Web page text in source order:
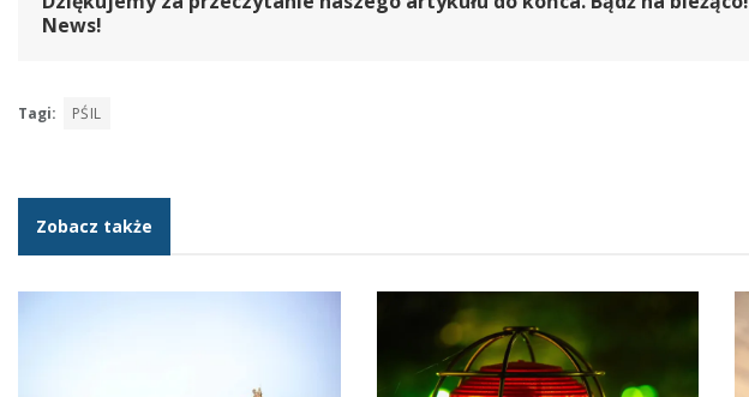
News!
Tagi: PŚIL
Zobacz także